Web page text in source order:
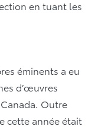
en tuant les
éminents a eu
d’œuvres
Outre
cette année était